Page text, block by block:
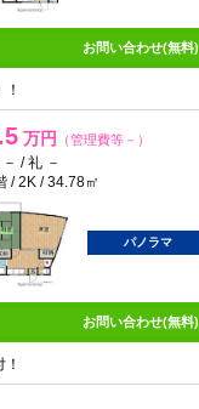
お問い合わせ(無料)
万円 （管理費等－）
/ 礼 －
/ 2K / 34.78㎡
パノラマ
お問い合わせ(無料)